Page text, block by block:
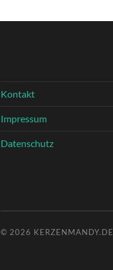
Kontakt
Impressum
Datenschutz
© 2026 KERZENMANDY.DE